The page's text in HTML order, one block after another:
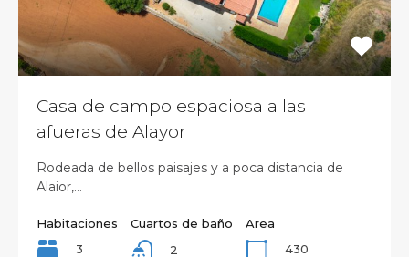
Casa de campo espaciosa a las
afueras de Alayor
Rodeada de bellos paisajes y a poca distancia de
Alaior,…
Habitaciones
3
Cuartos de baño
2
Area
430